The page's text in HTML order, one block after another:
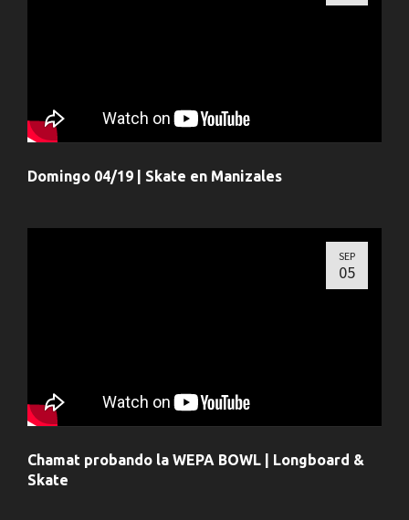
Domingo 04/19 | Skate en Manizales
SEP
05
Chamat probando la WEPA BOWL | Longboard &
Skate